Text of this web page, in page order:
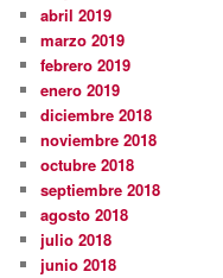
abril 2019
marzo 2019
febrero 2019
enero 2019
diciembre 2018
noviembre 2018
octubre 2018
septiembre 2018
agosto 2018
julio 2018
junio 2018